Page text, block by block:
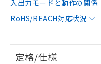
入出力モードと動作の関係
RoHS/REACH対応状況
定格/仕様